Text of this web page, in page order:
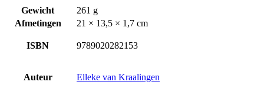
Gewicht
261 g
Afmetingen
21 × 13,5 × 1,7 cm
ISBN 9789020282153
Auteur Elleke van Kraalingen